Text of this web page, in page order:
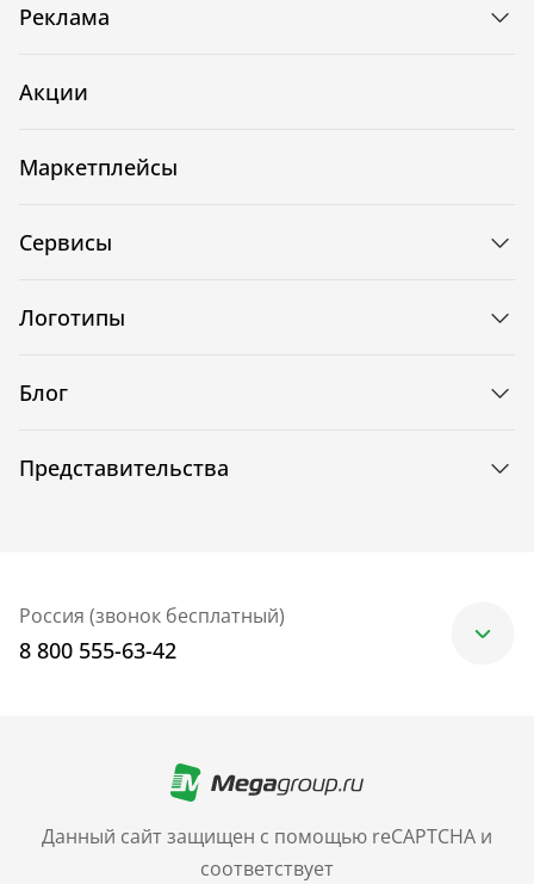
Данный сайт защищен с помощью reCAPTCHA и
соответствует
Реклама
Акции
Маркетплейсы
Сервисы
Логотипы
Блог
Представительства
Россия (звонок бесплатный)
8 800 555-63-42
+7 (499) 705-30-10
Санкт-Петербург
+7 (812) 600-77-33